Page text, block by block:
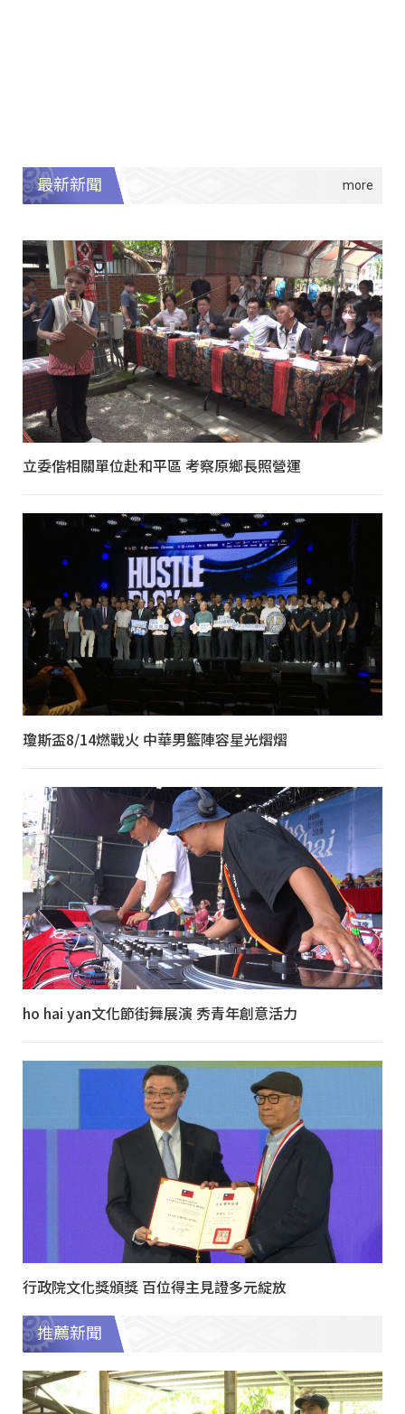
最新新聞
立委偕相關單位赴和平區 考察原鄉長照營運
瓊斯盃8/14燃戰火 中華男籃陣容星光熠熠
ho hai yan文化節街舞展演 秀青年創意活力
行政院文化獎頒獎 百位得主見證多元綻放
推薦新聞